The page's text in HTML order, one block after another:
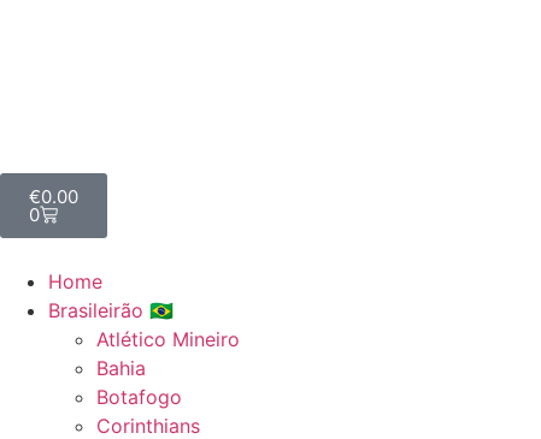
€0.00
0
Home
Brasileirão 🇧🇷
Atlético Mineiro
Bahia
Botafogo
Corinthians